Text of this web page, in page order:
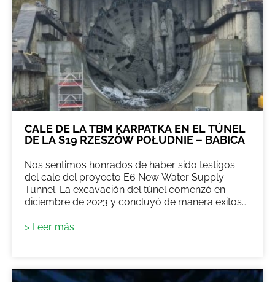
CALE DE LA TBM KARPATKA EN EL TÚNEL
DE LA S19 RZESZÓW POŁUDNIE – BABICA
Nos sentimos honrados de haber sido testigos
del cale del proyecto E6 New Water Supply
Tunnel. La excavación del túnel comenzó en
diciembre de 2023 y concluyó de manera exitosa
colector de agua de aproximadamente 18 km, de
> Leer más